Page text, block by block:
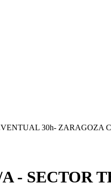
30h- ZARAGOZA
- SECTOR